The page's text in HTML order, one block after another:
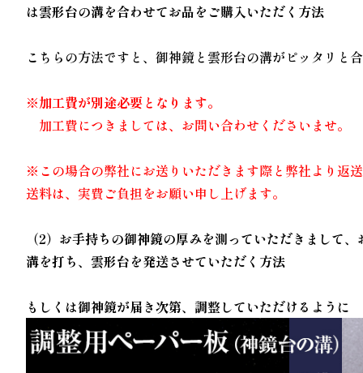
は雲形台の溝を合わせてお品をご購入いただく方法
こちらの方法ですと、御神鏡と雲形台の溝がピッタリと
※加工費が別途必要となります。
加工費につきましては、お問い合わせくださいませ。
※この場合の弊社にお送りいただきます際と弊社より返
送料は、実費ご負担をお願い申し上げます。
（2）お手持ちの御神鏡の厚みを測っていただきまして
溝を打ち、雲形台を発送させていただく方法
もしくは御神鏡が届き次第、調整していただけるように